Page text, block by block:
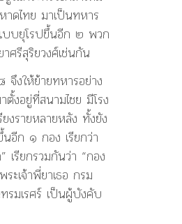
าดไทย มาเป็นทหาร
บยุโรปขึ้นอีก ๒ พวก
ศรีสุริยวงศ์เช่นกัน
งให้ย้ายทหารอย่าง
งอยู่ที่สนามไชย มีโรง
งรายหลายหลัง ทั้งยัง
นอีก ๑ กอง เรียกว่า
เรียกรวมกันว่า “กอง
ะเจ้าพี่ยาเธอ กรม
รมเรศร์ เป็นผู้บังคับ